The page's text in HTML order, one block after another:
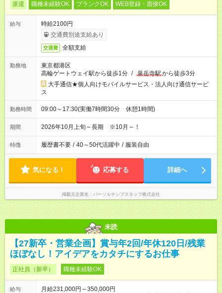
派遣 職種未経験OK ブランクOK WEB登録・面接OK
給与
時給2100円
交通費別途支給あり
交通費 全額支給
勤務地
東京都港区
高輪ゲートウェイ駅から徒歩1分 / 泉岳寺駅から徒歩3分
大手通信★個人向けモバイルサービス・法人向け通信サービ
ス
勤務時間 09:00～17:30(実働7時間30分 休憩1時間)
期間 2026年10月上旬～長期 ※10月～！
特徴 履歴書不要 / 40～50代活躍中 / 服装自由
気になる！ 応募する 詳細へ
掲載元企業名 パーソルテンプスタッフ株式会社
未読
【27新卒・営業企画】賞与年2回/年休120日/残業
ほぼなし！アイデアをカタチにするお仕事
正社員（新卒） 職種未経験OK
給与
月給231,000円～350,000円